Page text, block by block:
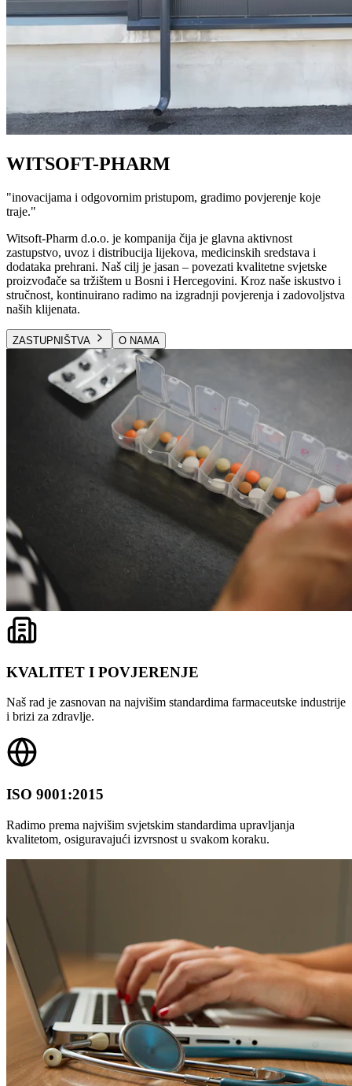
WITSOFT-PHARM
"inovacijama i odgovornim pristupom, gradimo povjerenje koje
traje."
Witsoft-Pharm d.o.o. je kompanija čija je glavna aktivnost
zastupstvo, uvoz i distribucija lijekova, medicinskih sredstava i
dodataka prehrani. Naš cilj je jasan – povezati kvalitetne svjetske
proizvođače sa tržištem u Bosni i Hercegovini. Kroz naše iskustvo i
stručnost, kontinuirano radimo na izgradnji povjerenja i zadovoljstva
naših klijenata.
ZASTUPNIŠTVA O NAMA
KVALITET I POVJERENJE
Naš rad je zasnovan na najvišim standardima farmaceutske industrije
i brizi za zdravlje.
ISO 9001:2015
Radimo prema najvišim svjetskim standardima upravljanja
kvalitetom, osiguravajući izvrsnost u svakom koraku.